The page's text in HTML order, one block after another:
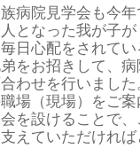
１
新
規
採
用
職
員
の
ご
家
族
病
病院見学会も今
となった我が子
日心配をされて
をお招きして、
わせを行いまし
場（現場）をご
を設けることで
えていただけれ